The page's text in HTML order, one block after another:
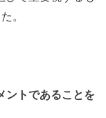
。
ントであることを